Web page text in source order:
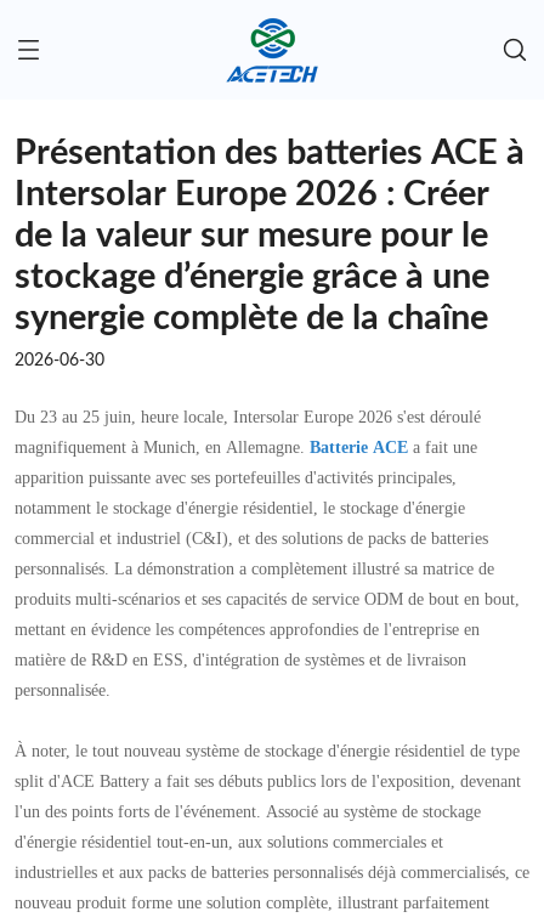
Présentation des batteries ACE à
Intersolar Europe 2026 : Créer
de la valeur sur mesure pour le
stockage d’énergie grâce à une
synergie complète de la chaîne
2026-06-30
Du 23 au 25 juin, heure locale, Intersolar Europe 2026 s'est déroulé
magnifiquement à Munich, en Allemagne. Batterie ACE a fait une
apparition puissante avec ses portefeuilles d'activités principales,
notamment le stockage d'énergie résidentiel, le stockage d'énergie
commercial et industriel (C&I), et des solutions de packs de batteries
personnalisés. La démonstration a complètement illustré sa matrice de
produits multi-scénarios et ses capacités de service ODM de bout en bout,
mettant en évidence les compétences approfondies de l'entreprise en
matière de R&D en ESS, d'intégration de systèmes et de livraison
personnalisée.
À noter, le tout nouveau système de stockage d'énergie résidentiel de type
split d'ACE Battery a fait ses débuts publics lors de l'exposition, devenant
l'un des points forts de l'événement. Associé au système de stockage
d'énergie résidentiel tout-en-un, aux solutions commerciales et
industrielles et aux packs de batteries personnalisés déjà commercialisés, ce
nouveau produit forme une solution complète, illustrant parfaitement